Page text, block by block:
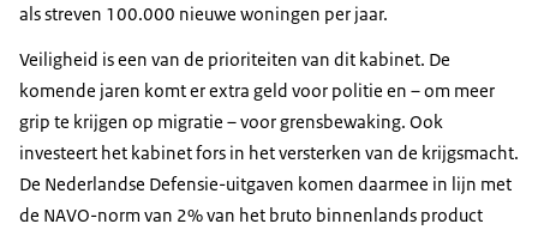
als streven 100.000 nieuwe woningen per jaar.
Veiligheid is een van de prioriteiten van dit kabinet. De
komende jaren komt er extra geld voor politie en – om meer
grip te krijgen op migratie – voor grensbewaking. Ook
investeert het kabinet fors in het versterken van de krijgsmacht.
De Nederlandse Defensie-uitgaven komen daarmee in lijn met
de NAVO-norm van 2% van het bruto binnenlands product